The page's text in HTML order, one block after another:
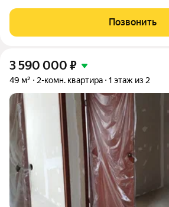
спальня- 11 кв.м, Большой санузел 4
Позвонить
3 590 000 ₽
49 м² 2-комн. квартира 1 этаж из 2